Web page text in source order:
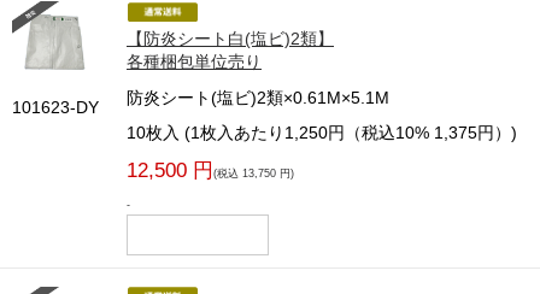
101623-DY
【防炎シート白(塩ビ)2類】
各種梱包単位売り
防炎シート(塩ビ)2類×0.61M×5.1M
10枚入 (1枚入あたり1,250円（税込10% 1,375円）)
12,500 円 (税込 13,750 円)
-